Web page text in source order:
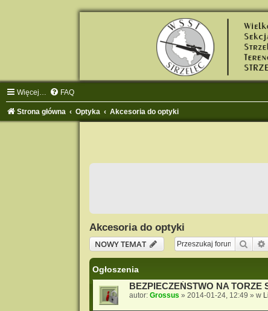
Więcej… FAQ
Strona główna Optyka Akcesoria do optyki
Akcesoria do optyki
NOWY TEMAT
Szukaj
Ogłoszenia
BEZPIECZEŃSTWO NA TORZE
autor: Grossus » 2014-01-24, 12:49 » w